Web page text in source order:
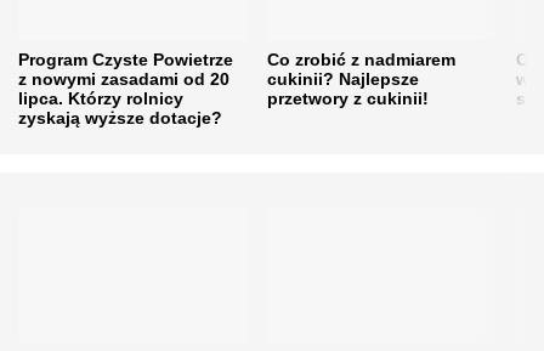
Program Czyste Powietrze
z nowymi zasadami od 20
lipca. Którzy rolnicy
zyskają wyższe dotacje?
Co zrobić z nadmiarem
cukinii? Najlepsze
przetwory z cukinii!
w